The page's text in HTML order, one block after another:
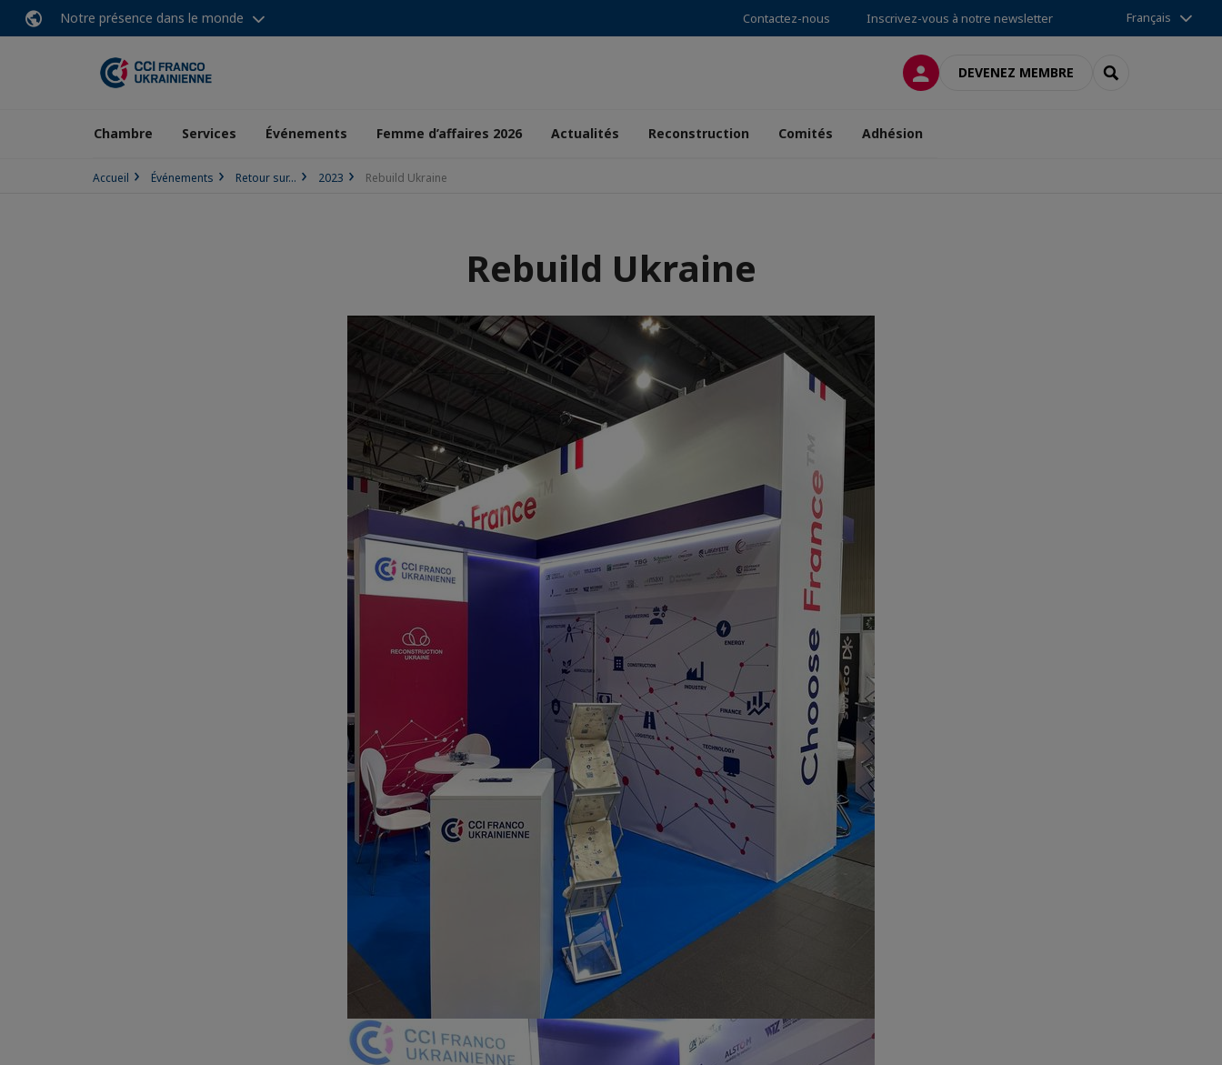
Notre présence dans le monde Contactez-nous Inscrivez-vous à notre newsletter Français
CONNEXIONDEVENEZ MEMBRE RECHERCHER
Chambre Services Événements Femme d’affaires 2026 Actualités Reconstruction Comités Adhésion
Accueil Événements Retour sur... 2023 Rebuild Ukraine
Rebuild Ukraine